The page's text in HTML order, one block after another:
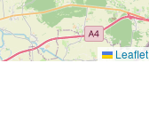
Leaflet